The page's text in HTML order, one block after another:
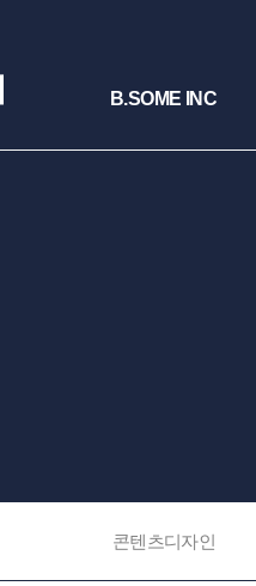
B.SOME INC
콘텐츠디자인